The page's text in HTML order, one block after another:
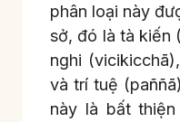
phân loại này
sở, đó là tà kiến
nghi
và trí tuệ
này là bất